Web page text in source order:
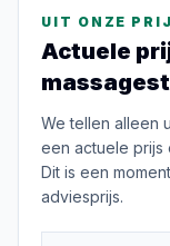
UIT ONZE
Actuele
We tellen alleen
een actuele prijs
Dit is een
adviesprijs.